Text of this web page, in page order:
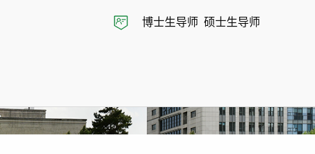
博士生导师 硕士生导师